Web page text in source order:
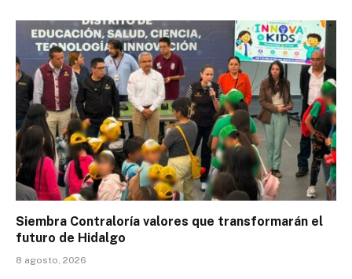
Siembra Contraloría valores que transformarán el
futuro de Hidalgo
8 agosto, 2026